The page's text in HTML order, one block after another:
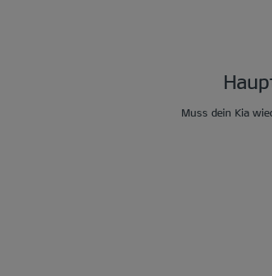
Muss dein Kia